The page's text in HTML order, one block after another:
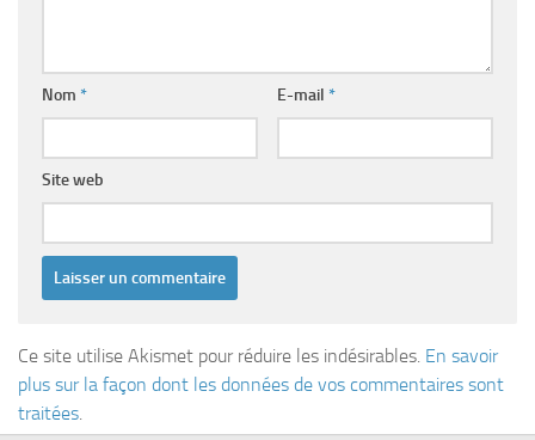
Nom * E-mail *
Site web
Ce site utilise Akismet pour réduire les indésirables. En savoir
plus sur la façon dont les données de vos commentaires sont
traitées.